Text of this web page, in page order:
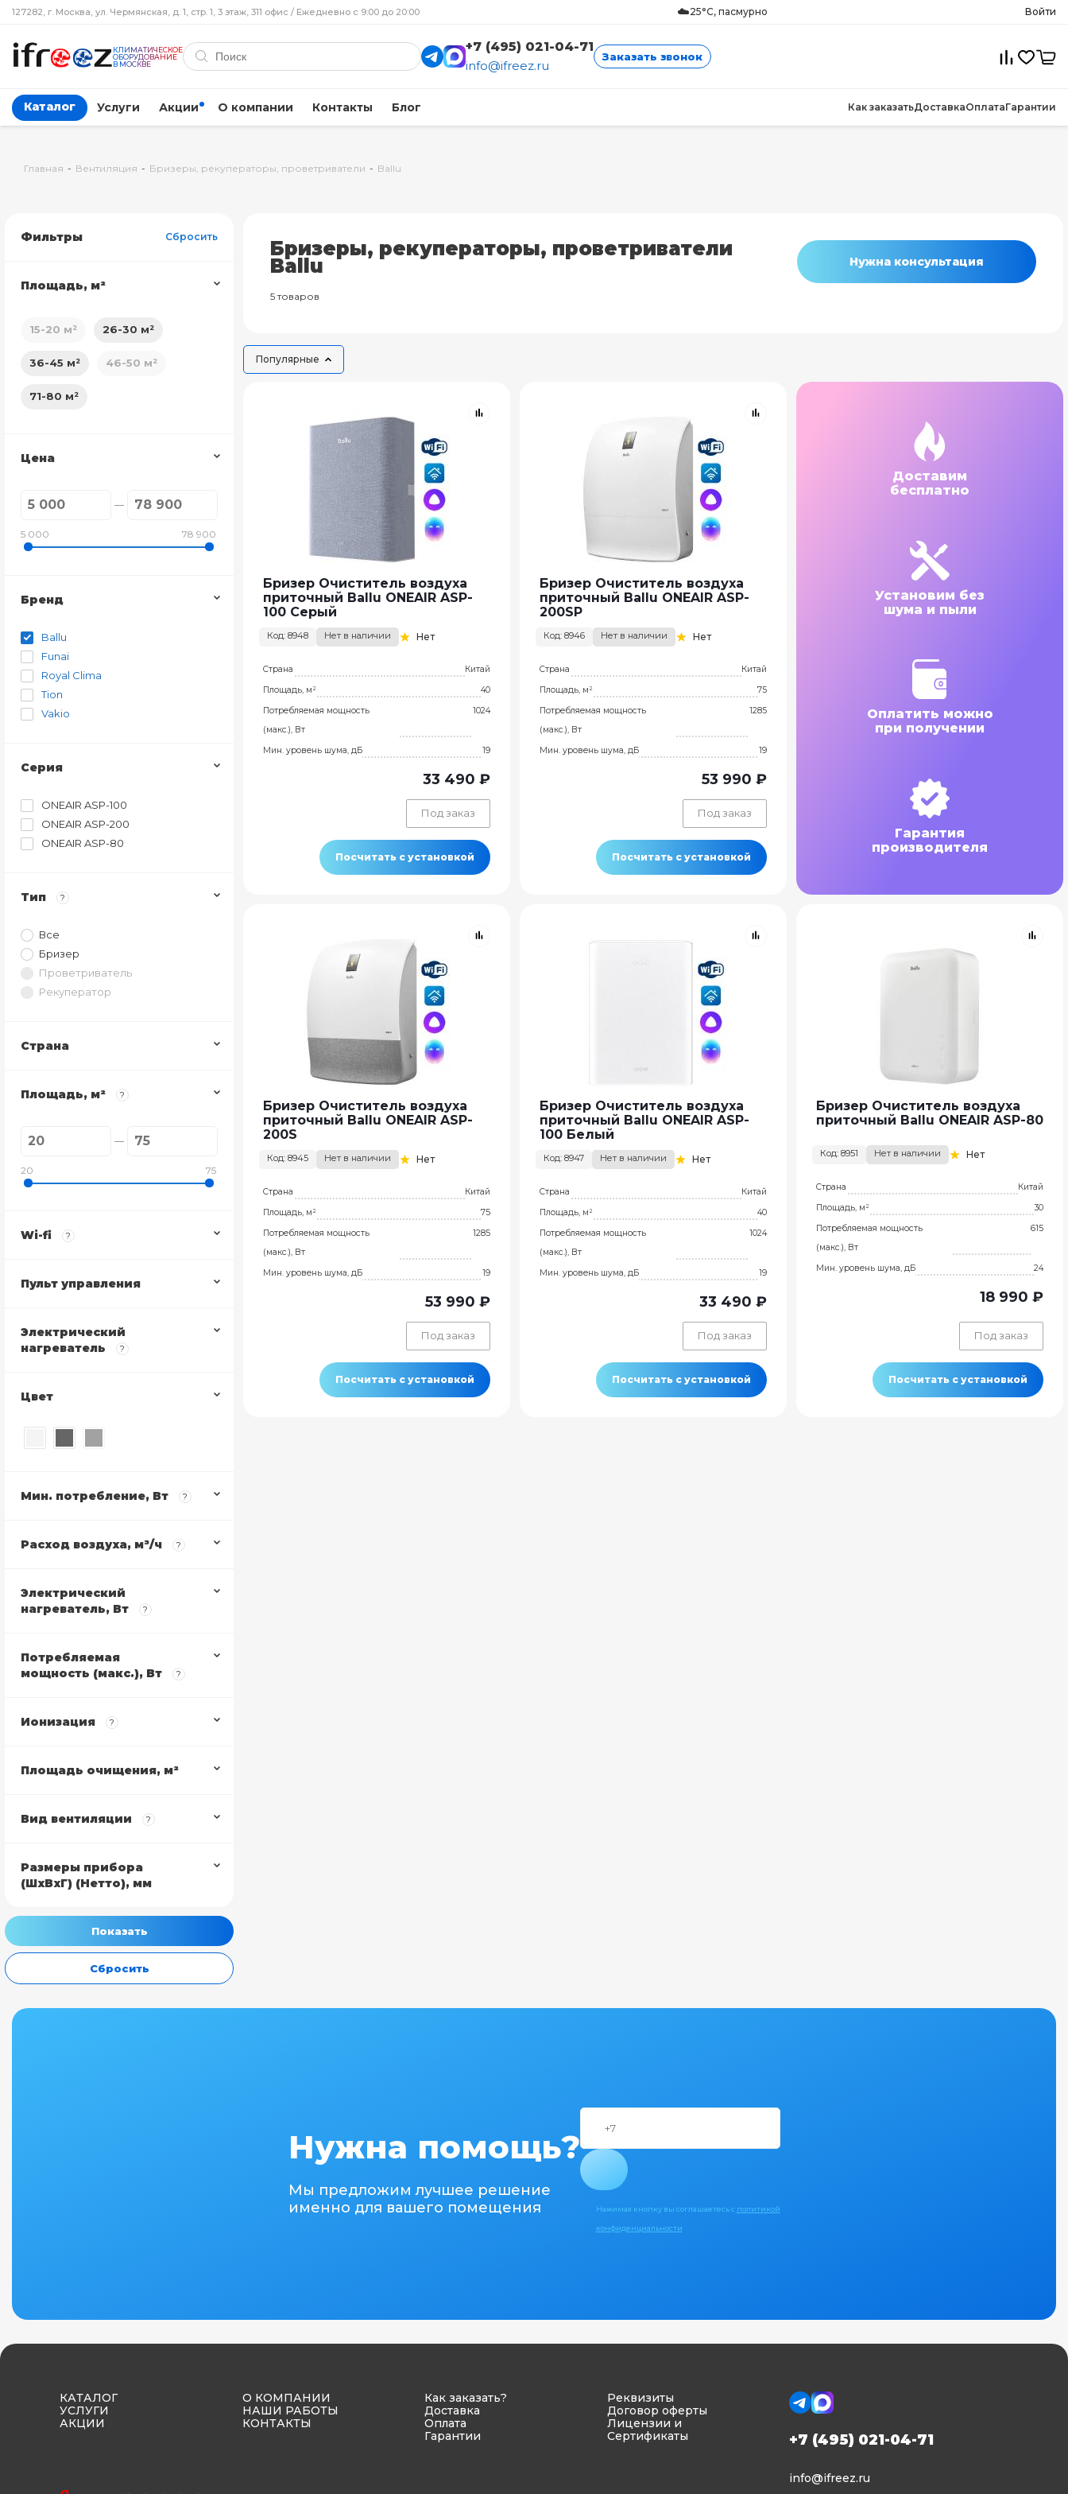
127282, г. Москва, ул. Чермянская, д. 1, стр. 1, 3 этаж, 311 офис / Ежедневно с 9:00 до 20:00 ☁️25°C, пасмурно Войти
КЛИМАТИЧЕСКОЕ
ОБОРУДОВАНИЕ
В МОСКВЕ
+7 (495) 021-04-71
info@ifreez.ru
Заказать звонок
Каталог Услуги Акции О компании Контакты Блог Как заказатьДоставкаОплатаГарантии
Главная - Вентиляция - Бризеры, рекуператоры, проветриватели - Ballu
Бризеры, рекуператоры, проветриватели
Ballu
5 товаров
Нужна консультация
Популярные
Бризер Очиститель воздуха
приточный Ballu ONEAIR ASP-
100 Серый
Код: 8948 Нет в наличии Нет
Страна
Китай
Площадь, м²
40
Потребляемая мощность
(макс.), Вт
1024
Мин. уровень шума, дБ 19
33 490 ₽
Под заказ
Посчитать с установкой
Бризер Очиститель воздуха
приточный Ballu ONEAIR ASP-
200SP
Код: 8946 Нет в наличии Нет
Страна
Китай
Площадь, м²
75
Потребляемая мощность
(макс.), Вт
1285
Мин. уровень шума, дБ 19
53 990 ₽
Под заказ
Посчитать с установкой
Доставим
бесплатно
Установим без
шума и пыли
Оплатить можно
при получении
Гарантия
производителя
Бризер Очиститель воздуха
приточный Ballu ONEAIR ASP-
200S
Код: 8945 Нет в наличии Нет
Страна
Китай
Площадь, м²
75
Потребляемая мощность
(макс.), Вт
1285
Мин. уровень шума, дБ 19
53 990 ₽
Под заказ
Посчитать с установкой
Бризер Очиститель воздуха
приточный Ballu ONEAIR ASP-
100 Белый
Код: 8947 Нет в наличии Нет
Страна
Китай
Площадь, м²
40
Потребляемая мощность
(макс.), Вт
1024
Мин. уровень шума, дБ 19
33 490 ₽
Под заказ
Посчитать с установкой
Бризер Очиститель воздуха
приточный Ballu ONEAIR ASP-80
Код: 8951 Нет в наличии Нет
Страна
Китай
Площадь, м²
30
Потребляемая мощность
(макс.), Вт
615
Мин. уровень шума, дБ 24
18 990 ₽
Под заказ
Посчитать с установкой
Фильтры Сбросить
Площадь, м²
15-20 м² 26-30 м²
36-45 м² 46-50 м²
71-80 м²
Цена
5 000 78 900
Бренд
Ballu
Funai
Royal Clima
Tion
Vakio
Серия
ONEAIR ASP-100
ONEAIR ASP-200
ONEAIR ASP-80
Тип ?
Все
Бризер
Проветриватель
Рекуператор
Страна
Площадь, м² ?
20 75
Wi-fi ?
Пульт управления
Электрический
нагреватель
?
Цвет
Мин. потребление, Вт ?
Расход воздуха, м³/ч ?
Электрический
нагреватель, Вт
?
Потребляемая
мощность (макс.), Вт
?
Ионизация ?
Площадь очищения, м²
Вид вентиляции ?
Размеры прибора
(ШхВхГ) (Нетто), мм
Сбросить
Нужна помощь?
Мы предложим лучшее решение
именно для вашего помещения
Нажимая кнопку вы соглашаетесь с политикой
конфиденциальности
КАТАЛОГ
УСЛУГИ
АКЦИИ
О КОМПАНИИ
НАШИ РАБОТЫ
КОНТАКТЫ
Как заказать?
Доставка
Оплата
Гарантии
Реквизиты
Договор оферты
Лицензии и
Сертификаты
+7 (495) 021-04-71
info@ifreez.ru